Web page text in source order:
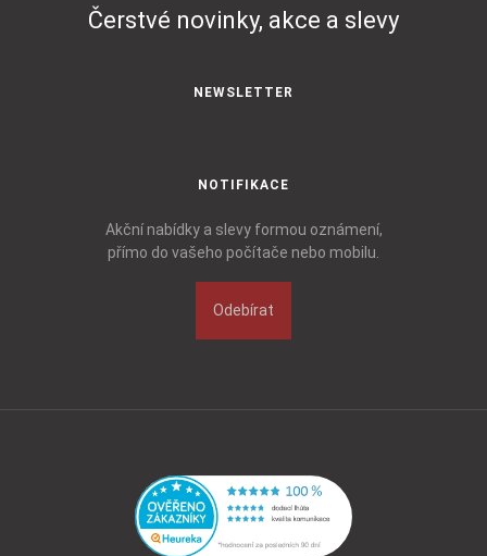
Čerstvé novinky, akce a slevy
NEWSLETTER
NOTIFIKACE
Akční nabídky a slevy formou oznámení,
přímo do vašeho počítače nebo mobilu.
Odebírat